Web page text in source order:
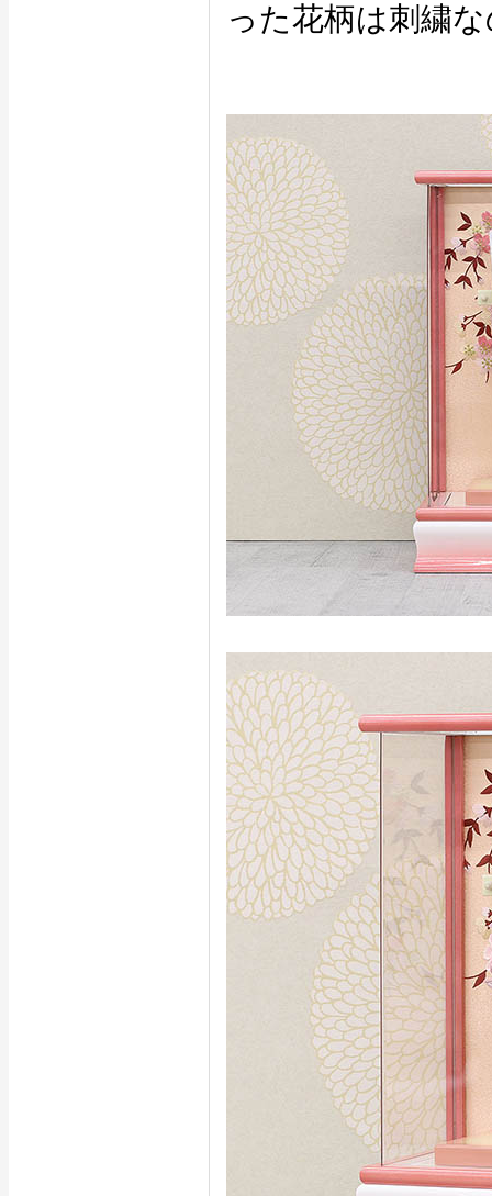
った花柄は刺繍